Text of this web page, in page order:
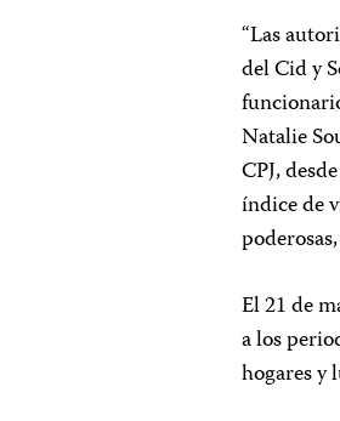
“Las
del Cid y
Natalie
CPJ,
índice de
El 21 de
a los
hogares y